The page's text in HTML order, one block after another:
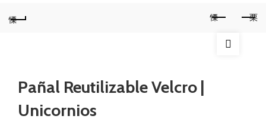
Pañal Reutilizable Velcro |
Unicornios